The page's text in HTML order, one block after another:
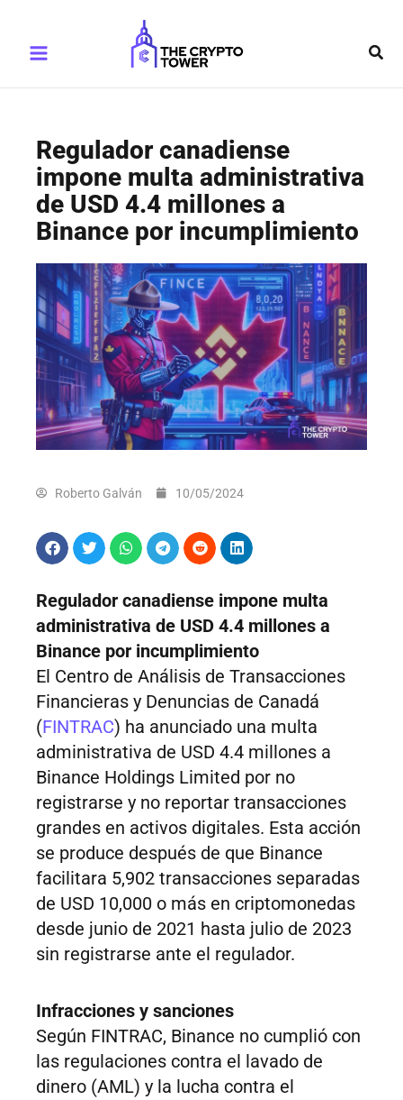
contenido
Menu
Regulador canadiense
impone multa administrativa
de USD 4.4 millones a
Binance por incumplimiento
Roberto Galván 10/05/2024
Regulador canadiense impone multa
administrativa de USD 4.4 millones a
Binance por incumplimiento
El Centro de Análisis de Transacciones
Financieras y Denuncias de Canadá
(FINTRAC) ha anunciado una multa
administrativa de USD 4.4 millones a
Binance Holdings Limited por no
registrarse y no reportar transacciones
grandes en activos digitales. Esta acción
se produce después de que Binance
facilitara 5,902 transacciones separadas
de USD 10,000 o más en criptomonedas
desde junio de 2021 hasta julio de 2023
sin registrarse ante el regulador.
Infracciones y sanciones
Según FINTRAC, Binance no cumplió con
las regulaciones contra el lavado de
dinero (AML) y la lucha contra el